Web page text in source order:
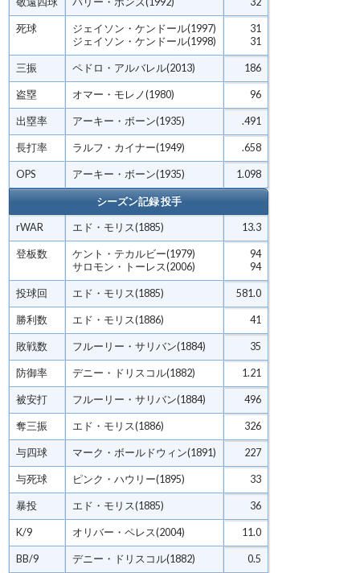
死球
ジェイソン・ケンドール(1997)
ジェイソン・ケンドール(1998)
31
31
三振 ペドロ・アルバレル(2013) 186
盗塁 オマー・モレノ(1980) 96
出塁率 アーキー・ボーン(1935) .491
長打率 ラルフ・カイナー(1949) .658
OPS アーキー・ボーン(1935) 1.098
シーズン記録 投手
rWAR エド・モリス(1885) 13.3
登板数
ケント・テカルビー(1979)
サロモン・トーレス(2006)
94
94
投球回 エド・モリス(1885) 581.0
勝利数 エド・モリス(1886) 41
敗戦数 フルーリー・サリバン(1884) 35
防御率 デニー・ドリスコル(1882) 1.21
被安打 フルーリー・サリバン(1884) 496
奪三振 エド・モリス(1886) 326
与四球 マーク・ボールドウィン(1891) 227
与死球 ピンク・ハウリー(1895) 33
暴投 エド・モリス(1885) 36
K/9 オリバー・ペレス(2004) 11.0
BB/9 デニー・ドリスコル(1882) 0.5